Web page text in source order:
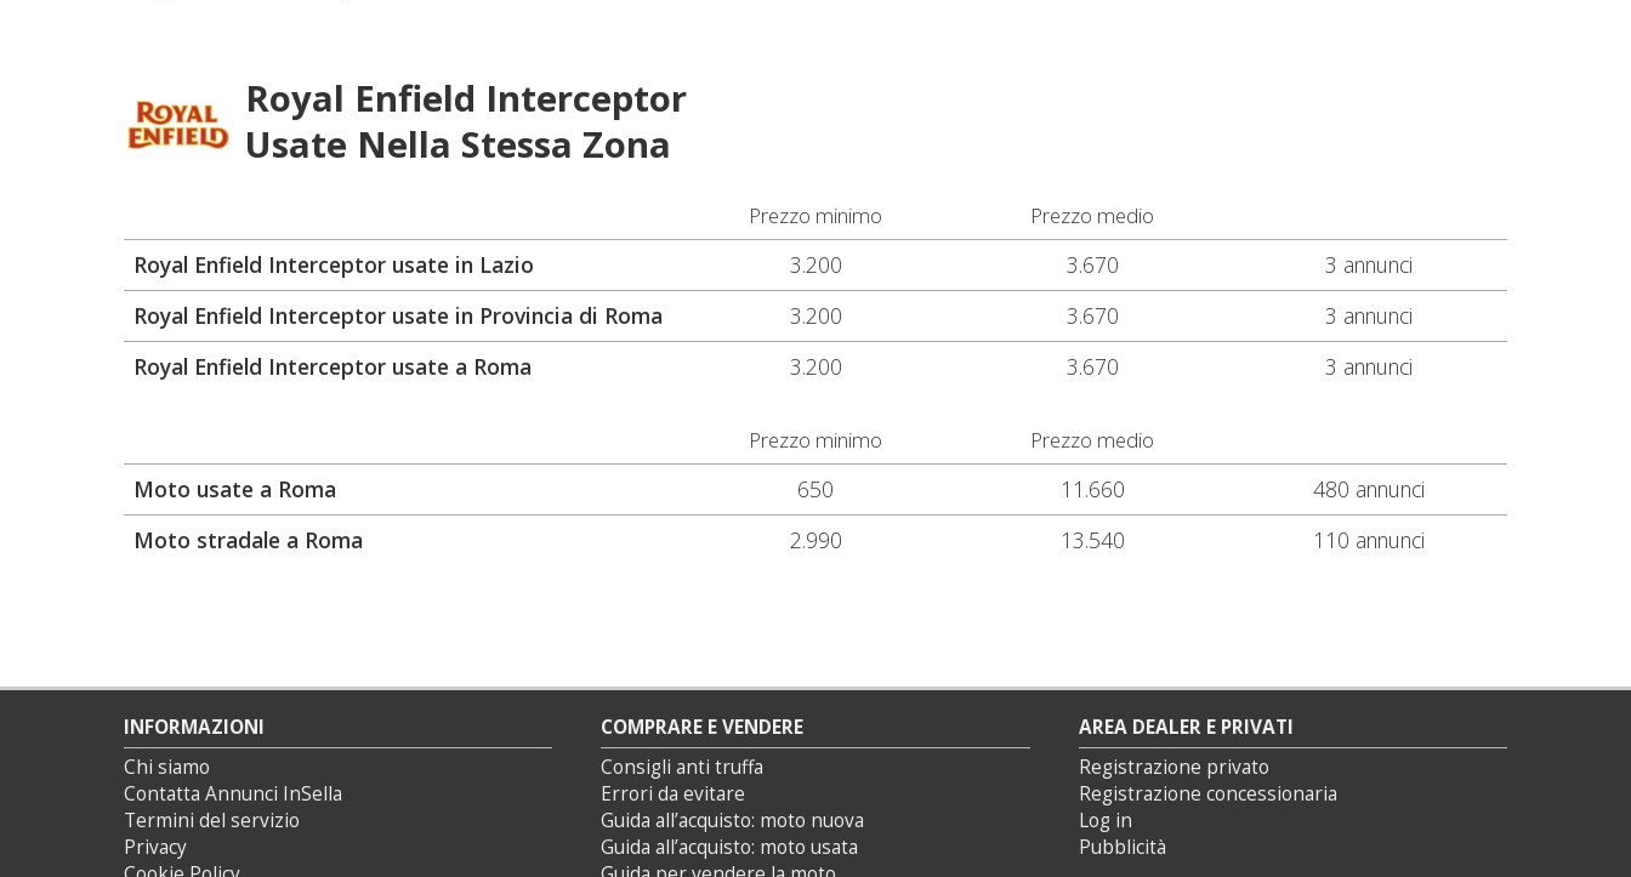
Royal Enfield Interceptor
Usate Nella Stessa Zona
Prezzo minimo Prezzo medio
Royal Enfield Interceptor usate in Lazio 3.200 3.670
3 annunci
Royal Enfield Interceptor usate in Provincia di Roma
3.200 3.670
3 annunci
Royal Enfield Interceptor usate a Roma
3.200 3.670 3 annunci
Prezzo minimo Prezzo medio
Moto usate a Roma 650 11.660
480 annunci
Moto stradale a Roma
2.990 13.540 110 annunci
INFORMAZIONI
Chi siamo
Contatta Annunci InSella
Termini del servizio
Privacy
COMPRARE E VENDERE
Consigli anti truffa
Errori da evitare
Guida all’acquisto: moto nuova
Guida all’acquisto: moto usata
AREA DEALER E PRIVATI
Registrazione privato
Registrazione concessionaria
Log in
Pubblicità